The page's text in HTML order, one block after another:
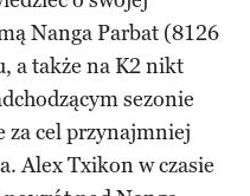
Nanga Parbat (8126
a także na K2 nikt
sezonie
za cel przynajmniej
Alex Txikon w czasie